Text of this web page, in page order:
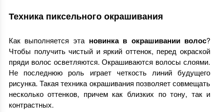
Техника пиксельного окрашивания
Как выполняется эта новинка в окрашивании волос?
Чтобы получить чистый и яркий оттенок, перед окраской
пряди волос осветляются. Окрашиваются волосы слоями.
Не последнюю роль играет четкость линий будущего
рисунка. Такая техника окрашивания позволяет совмещать
несколько оттенков, причем как близких по тону, так и
контрастных.